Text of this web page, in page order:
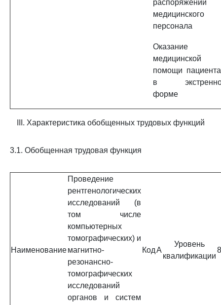
распоряжении
медицинского
персонала
Оказание
медицинской
помощи
в
форме
III. Характеристика обобщенных трудовых функций
3.1. Обобщенная трудовая функция
Наименование
Проведение
рентгенологических
исследований (в
том числе
компьютерных
томографических) и
магнитно-
резонансно-
томографических
исследований
органов и систем
КодA
Уровень
квалификации
8